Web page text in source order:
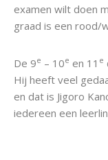
examen wilt doen
graad is een rood/
De 9e – 10e en 11 e
Hij heeft veel
en dat is Jigoro
iedereen een